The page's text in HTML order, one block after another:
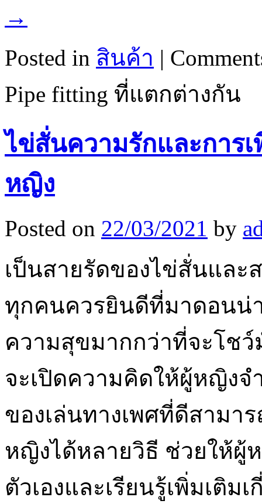
→
Posted in สินค้า |
Pipe fitting ที่แตกต่างกัน
ไข่สั่นความรักและการ
หญิง
Posted on 22/03/2021 by
เป็นสายรัดของไข่สั่นและ
ทุกคนควรยินดีที่มาดอนน่
ความสุขมากกว่าที่จะโช
จะเปิดความคิดให้ผู้หญิง
ของเล่นทางเพศที่ดีสามา
หญิงได้หลายวิธี ช่วยให้ผู้
ตัวเองและเรียนรู้เพิ่มเติ